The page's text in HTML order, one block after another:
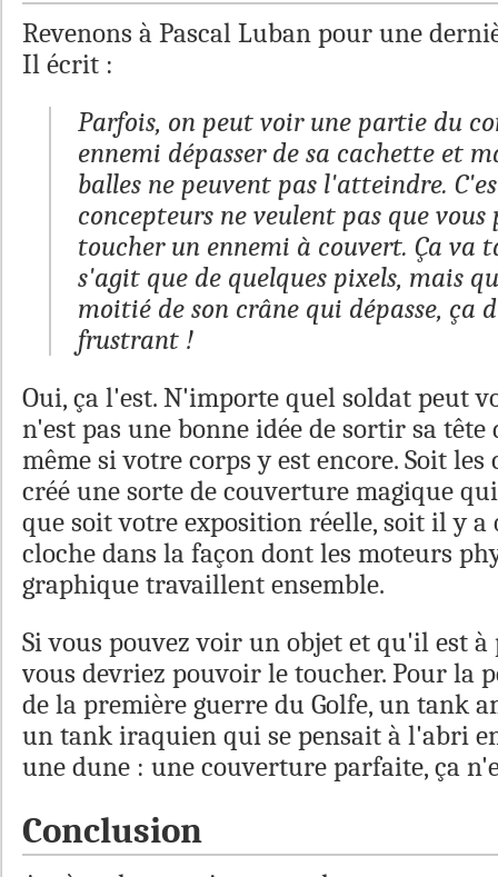
Revenons à Pascal Luban pour une
Il écrit :
Parfois, on peut voir une partie du
ennemi dépasser de sa cachette et
balles ne peuvent pas l'atteindre.
concepteurs ne veulent pas que vous
toucher un ennemi à couvert. Ça va
s'agit que de quelques pixels, mais
moitié de son crâne qui dépasse, ça
frustrant !
Oui, ça l'est. N'importe quel soldat peut
n'est pas une bonne idée de sortir sa tête
même si votre corps y est encore. Soit
créé une sorte de couverture magique
que soit votre exposition réelle, soit il y a
cloche dans la façon dont les moteurs
graphique travaillent ensemble.
Si vous pouvez voir un objet et qu'il est à
vous devriez pouvoir le toucher. Pour la
de la première guerre du Golfe, un tank
un tank iraquien qui se pensait à l'abri
une dune : une couverture parfaite, ça
Conclusion